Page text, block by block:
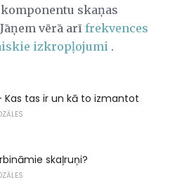
skaņas
vērā arī frekvences
izkropļojumi .
Kas tas ir un kā to izmantot
skaļruņi?